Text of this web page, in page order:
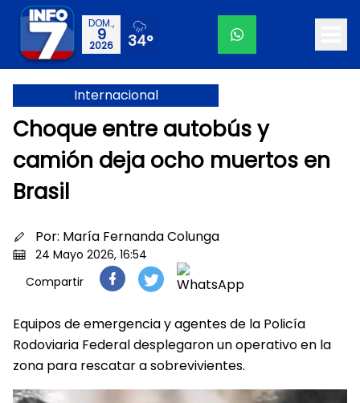
DOM.,
9
2026 34°
Internacional
Choque entre autobús y
camión deja ocho muertos en
Brasil
Por: María Fernanda Colunga
24 Mayo 2026, 16:54
Compartir
Equipos de emergencia y agentes de la Policía
Rodoviaria Federal desplegaron un operativo en la
zona para rescatar a sobrevivientes.